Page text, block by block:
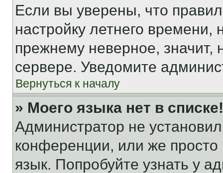
Если вы уверены, что
настройку летнего
прежнему неверное, значит,
сервере. Уведомите
Вернуться к началу
» Моего языка нет в списке!
Администратор не
конференции, или же
язык. Попробуйте узнать у